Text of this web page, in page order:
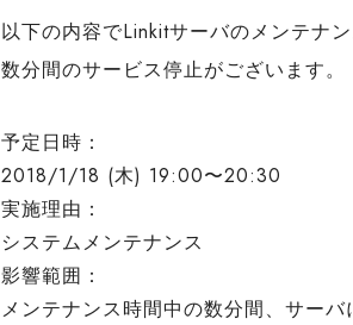
以下の内容でLinkitサーバのメンテナン
数分間のサービス停止がございます。
予定日時：
2018/1/18 (木) 19:00〜20:30
実施理由：
システムメンテナンス
影響範囲：
メンテナンス時間中の数分間、サーバ